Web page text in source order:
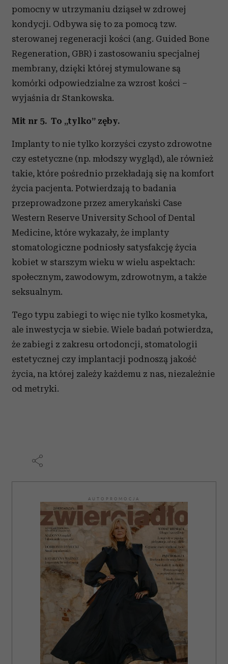
pomocny w utrzymaniu dziąseł w zdrowej
kondycji. Odbywa się to za pomocą tzw.
sterowanej regeneracji kości (ang. Guided Bone
Regeneration, GBR) i zastosowaniu specjalnej
membrany, dzięki której stymulowane są
komórki odpowiedzialne za wzrost kości –
wyjaśnia dr Stankowska.
Mit nr 5. To „tylko” zęby.
Implanty to nie tylko korzyści czysto zdrowotne
czy estetyczne (np. młodszy wygląd), ale również
takie, które pośrednio przekładają się na komfort
życia pacjenta. Potwierdzają to badania
przeprowadzone przez amerykański Case
Western Reserve University School of Dental
Medicine, które wykazały, że implanty
stomatologiczne podniosły satysfakcję życia
kobiet w starszym wieku w wielu aspektach:
społecznym, zawodowym, zdrowotnym, a także
seksualnym.
Tego typu zabiegi to więc nie tylko kosmetyka,
ale inwestycja w siebie. Wiele badań potwierdza,
że zabiegi z zakresu ortodoncji, stomatologii
estetycznej czy implantacji podnoszą jakość
życia, na której zależy każdemu z nas, niezależnie
od metryki.
AUTOPROMOCJA